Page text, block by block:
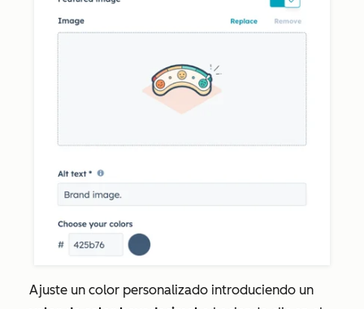
Ajuste un color personalizado introduciendo un